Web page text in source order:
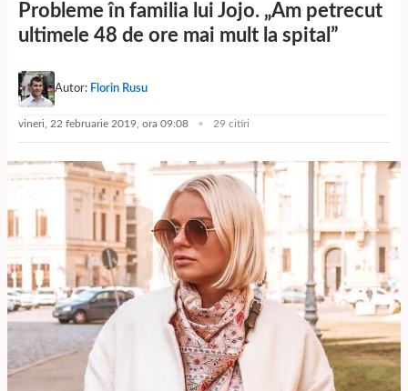
Probleme în familia lui Jojo. „Am petrecut
ultimele 48 de ore mai mult la spital”
Autor: Florin Rusu
vineri, 22 februarie 2019, ora 09:08 29 citiri